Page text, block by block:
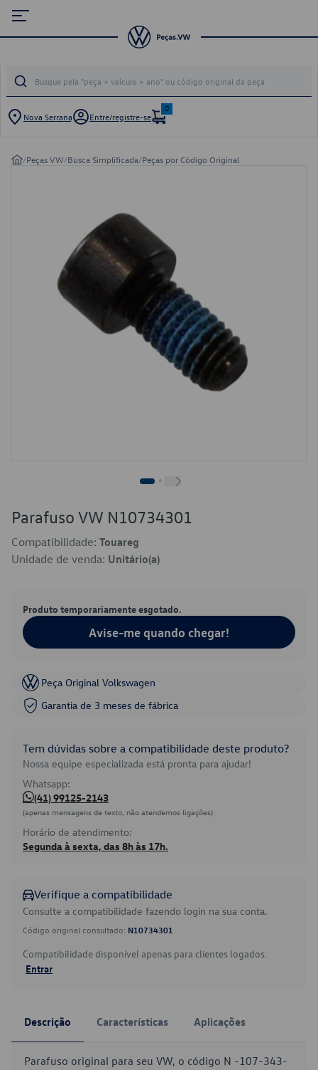
Nova Serrana Entre/registre-se
0
/Peças VW/Busca Simplificada/Peças por Código Original
Parafuso VW N10734301
Compatibilidade: Touareg
Unidade de venda: Unitário(a)
Produto temporariamente esgotado.
Avise-me quando chegar!
Peça Original Volkswagen
Garantia de 3 meses de fábrica
Tem dúvidas sobre a compatibilidade deste produto?
Nossa equipe especializada está pronta para ajudar!
Whatsapp:
(41) 99125-2143
(apenas mensagens de texto, não atendemos ligações)
Horário de atendimento:
Segunda à sexta, das 8h às 17h.
Verifique a compatibilidade
Consulte a compatibilidade fazendo login na sua conta.
Código original consultado: N10734301
Compatibilidade disponível apenas para clientes logados.
Entrar
Descrição Características Aplicações
Parafuso original para seu VW, o código N -107-343-